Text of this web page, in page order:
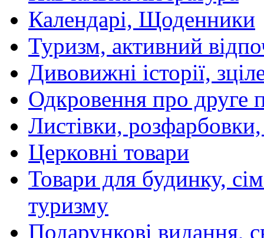
Календарі, Щоденники
Туризм, активний
Дивовижні історії,
Одкровення про друге
Листівки,
Церковні товари
Товари для будинку,
туризму
Подарункові видання,